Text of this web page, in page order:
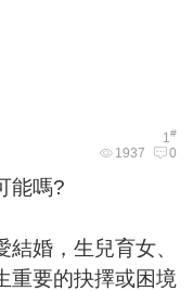
1#
1937 0
能嗎?
婚，生兒育女、
重要的抉擇或困境